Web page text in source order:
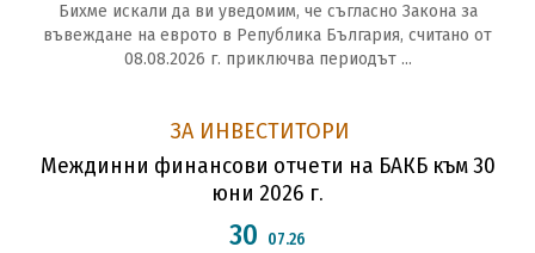
Бихме искали да ви уведомим, че съгласно Закона за
въвеждане на еврото в Република България, считано от
08.08.2026 г. приключва периодът ...
ЗА ИНВЕСТИТОРИ
Междинни финансови отчети на БАКБ към 30
юни 2026 г.
30 07.26